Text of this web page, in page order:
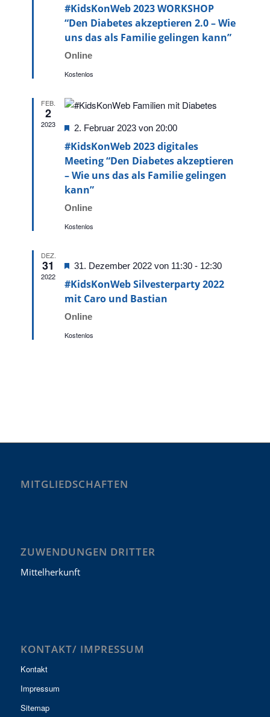
#KidsKonWeb 2023 WORKSHOP
“Den Diabetes akzeptieren 2.0 – Wie
uns das als Familie gelingen kann”
Online
Kostenlos
FEB.
2
2023 Hervorgehoben
2. Februar 2023 von 20:00
#KidsKonWeb 2023 digitales
Meeting “Den Diabetes akzeptieren
– Wie uns das als Familie gelingen
kann”
Online
Kostenlos
DEZ.
31
2022
Hervorgehoben
31. Dezember 2022 von 11:30 - 12:30
#KidsKonWeb Silvesterparty 2022
mit Caro und Bastian
Online
Kostenlos
MITGLIEDSCHAFTEN
ZUWENDUNGEN DRITTER
Mittelherkunft
KONTAKT/ IMPRESSUM
Kontakt
Impressum
Sitemap